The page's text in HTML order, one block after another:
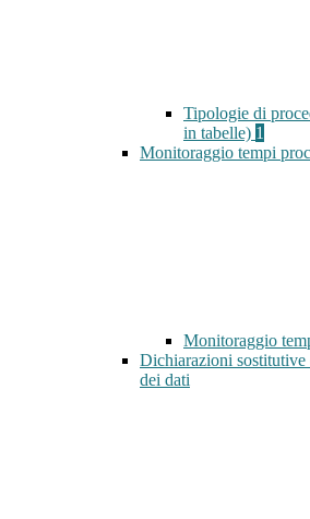
Tipologie di
in tabelle) 1
Monitoraggio tempi
Monitoraggio
Dichiarazioni
dei dati